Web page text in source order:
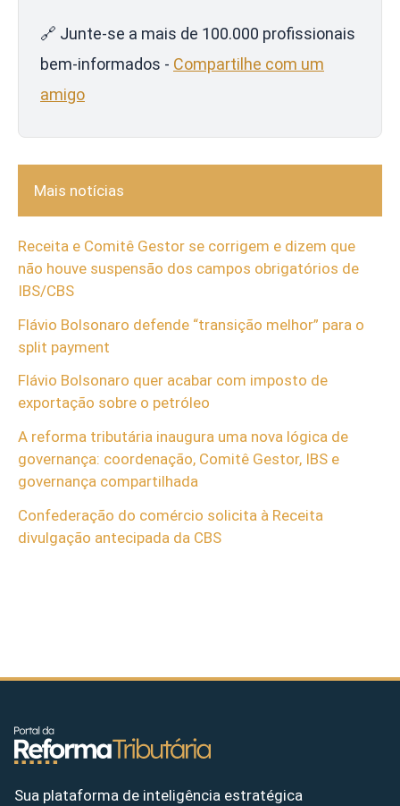
🔗 Junte-se a mais de 100.000 profissionais
bem-informados - Compartilhe com um
amigo
Mais notícias
Receita e Comitê Gestor se corrigem e dizem que
não houve suspensão dos campos obrigatórios de
IBS/CBS
Flávio Bolsonaro defende “transição melhor” para o
split payment
Flávio Bolsonaro quer acabar com imposto de
exportação sobre o petróleo
A reforma tributária inaugura uma nova lógica de
governança: coordenação, Comitê Gestor, IBS e
governança compartilhada
Confederação do comércio solicita à Receita
divulgação antecipada da CBS
Sua plataforma de inteligência estratégica